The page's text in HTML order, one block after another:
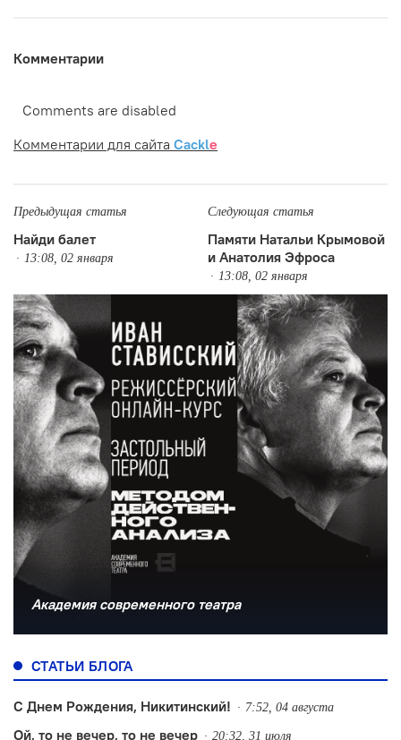
Комментарии
Comments are disabled
Комментарии для сайта Cackle
Предыдущая статья
Найди балет
13:08, 02 января
Следующая статья
Памяти Натальи Крымовой
и Анатолия Эфроса
13:08, 02 января
Академия современного театра
СТАТЬИ БЛОГА
С Днем Рождения, Никитинский! 7:52, 04 августа
Ой, то не вечер, то не вечер 20:32, 31 июля